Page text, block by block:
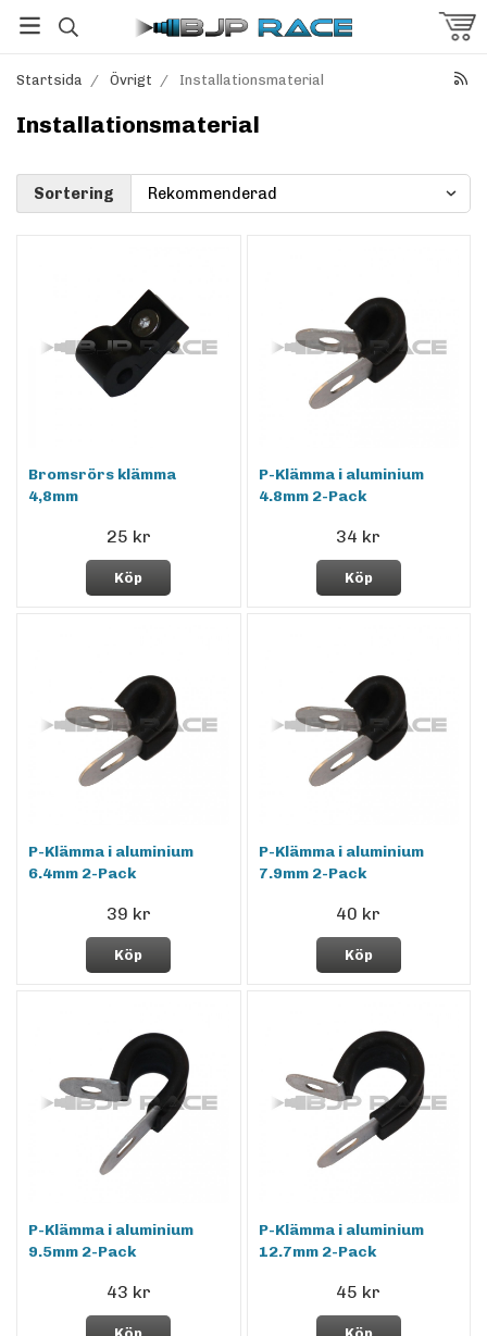
Startsida / Övrigt / Installationsmaterial
Installationsmaterial
Sortering
Bromsrörs klämma
4,8mm
25 kr
Köp
P-Klämma i aluminium
4.8mm 2-Pack
34 kr
Köp
P-Klämma i aluminium
6.4mm 2-Pack
39 kr
Köp
P-Klämma i aluminium
7.9mm 2-Pack
40 kr
Köp
P-Klämma i aluminium
9.5mm 2-Pack
43 kr
Köp
P-Klämma i aluminium
12.7mm 2-Pack
45 kr
Köp